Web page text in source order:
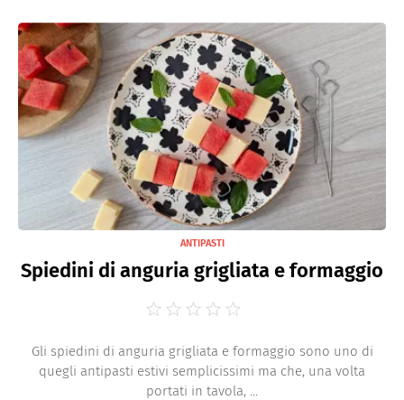
conservarla per 3-4 giorni coperta da pellicola
trasparente in frigorifero.
ANTIPASTI
Spiedini di anguria grigliata e formaggio
Gli spiedini di anguria grigliata e formaggio sono uno di
quegli antipasti estivi semplicissimi ma che, una volta
portati in tavola, ...